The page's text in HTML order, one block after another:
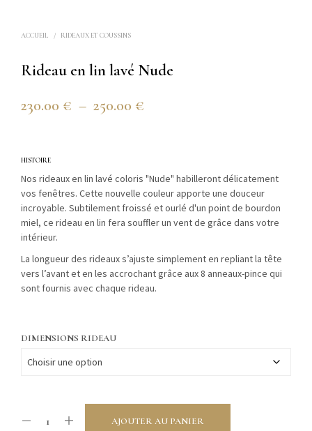
ACCUEIL / RIDEAUX ET COUSSINS
Rideau en lin lavé Nude
230.00 € – 250.00 €
230.00 €
à
250.00 €
HISTOIRE
Nos rideaux en lin lavé coloris "Nude" habilleront délicatement
vos fenêtres. Cette nouvelle couleur apporte une douceur
incroyable. Subtilement froissé et ourlé d'un point de bourdon
miel, ce rideau en lin fera souffler un vent de grâce dans votre
intérieur.
La longueur des rideaux s’ajuste simplement en repliant la tête
vers l’avant et en les accrochant grâce aux 8 anneaux-pince qui
sont fournis avec chaque rideau.
DIMENSIONS RIDEAU
AJOUTER AU PANIER